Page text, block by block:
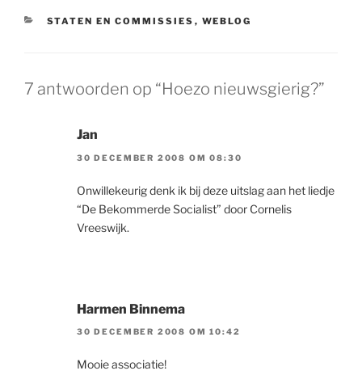
CATEGORIEËN
STATEN EN COMMISSIES , WEBLOG
7 antwoorden op “Hoezo nieuwsgierig?”
Jan
30 DECEMBER 2008 OM 08:30
Onwillekeurig denk ik bij deze uitslag aan het liedje
“De Bekommerde Socialist” door Cornelis
Vreeswijk.
Harmen Binnema
30 DECEMBER 2008 OM 10:42
Mooie associatie!